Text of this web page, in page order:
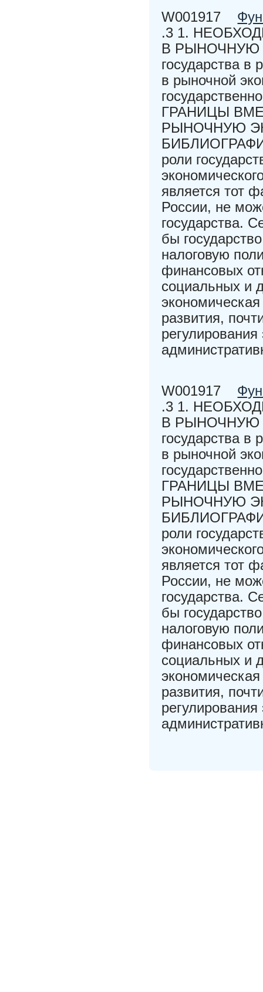
W001917
.3 1.
В РЫНОЧНУЮ
государства в
в рыночной
ГРАНИЦЫ
РЫНОЧНУЮ
роли
является тот
России, не
государства.
бы
налоговую
финансовых
социальных и
развития,
W001917
.3 1.
В РЫНОЧНУЮ
государства в
в рыночной
ГРАНИЦЫ
РЫНОЧНУЮ
роли
является тот
России, не
государства.
бы
налоговую
финансовых
социальных и
развития,